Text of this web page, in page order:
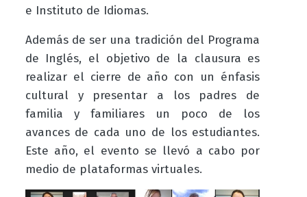
e Instituto de Idiomas.
Además de ser una tradición del Programa
de Inglés, el objetivo de la clausura es
realizar el cierre de año con un énfasis
cultural y presentar a los padres de
familia y familiares un poco de los
avances de cada uno de los estudiantes.
Este año, el evento se llevó a cabo por
medio de plataformas virtuales.